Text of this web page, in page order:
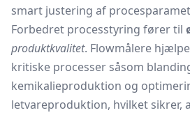
smart justering af
Forbedret processtyring fører til
produktkvalitet. Flowmålere
kritiske processer såsom
kemikalieproduktion og
letvareproduktion, hvilket sikrer,